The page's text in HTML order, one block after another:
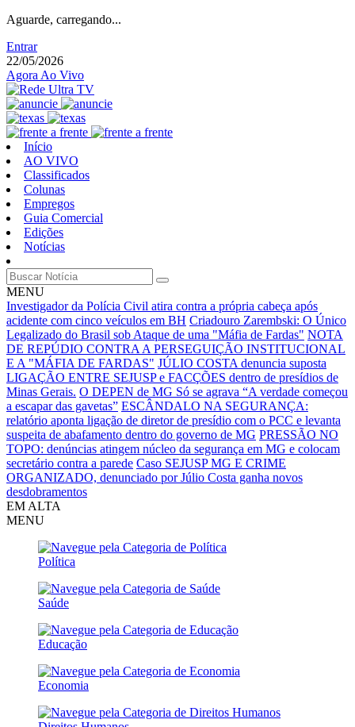
Aguarde, carregando...
Entrar
22/05/2026
Agora Ao Vivo
Início
AO VIVO
Classificados
Colunas
Empregos
Guia Comercial
Edições
Notícias
MENU
Investigador da Polícia Civil atira contra a própria cabeça após
acidente com cinco veículos em BH Criadouro Zarembski: O Único
Legalizado do Brasil sob Ataque de uma "Máfia de Fardas" NOTA
DE REPÚDIO CONTRA A PERSEGUIÇÃO INSTITUCIONAL
E A "MÁFIA DE FARDAS" JÚLIO COSTA denuncia suposta
LIGAÇÃO ENTRE SEJUSP e FACÇÕES dentro de presídios de
Minas Gerais. O DEPEN de MG Só se agrava “A verdade começou
a escapar das gavetas” ESCÂNDALO NA SEGURANÇA:
relatório aponta ligação de diretor de presídio com o PCC e levanta
suspeita de abafamento dentro do governo de MG PRESSÃO NO
TOPO: denúncias atingem núcleo da segurança em MG e colocam
secretário contra a parede Caso SEJUSP MG E CRIME
ORGANIZADO, denunciado por Júlio Costa ganha novos
desdobramentos
EM ALTA
MENU
Política
Saúde
Educação
Economia